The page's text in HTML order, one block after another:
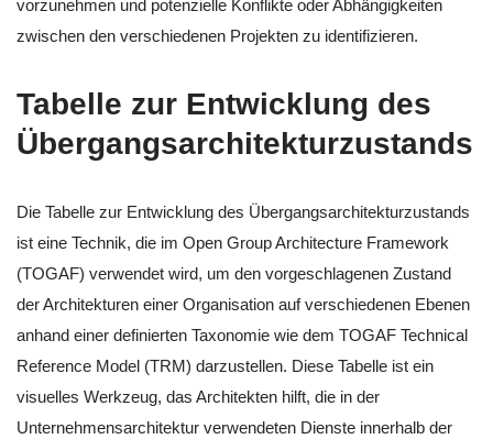
vorzunehmen und potenzielle Konflikte oder Abhängigkeiten
zwischen den verschiedenen Projekten zu identifizieren.
Tabelle zur Entwicklung des
Übergangsarchitekturzustands
Die Tabelle zur Entwicklung des Übergangsarchitekturzustands
ist eine Technik, die im Open Group Architecture Framework
(TOGAF) verwendet wird, um den vorgeschlagenen Zustand
der Architekturen einer Organisation auf verschiedenen Ebenen
anhand einer definierten Taxonomie wie dem TOGAF Technical
Reference Model (TRM) darzustellen. Diese Tabelle ist ein
visuelles Werkzeug, das Architekten hilft, die in der
Unternehmensarchitektur verwendeten Dienste innerhalb der